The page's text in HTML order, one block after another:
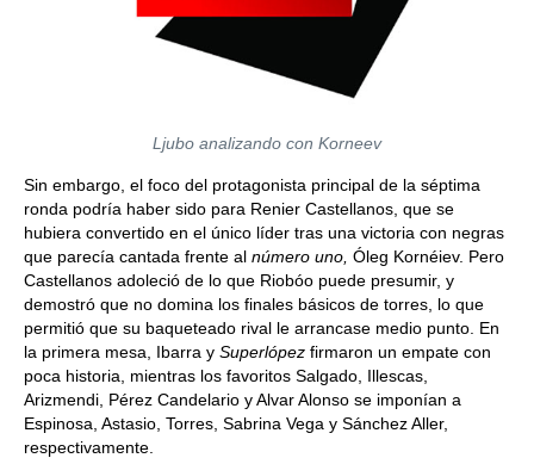
Ljubo analizando con Korneev
Sin embargo, el foco del protagonista principal de la séptima
ronda podría haber sido para Renier Castellanos, que se
hubiera convertido en el único líder tras una victoria con negras
que parecía cantada frente al número uno, Óleg Kornéiev. Pero
Castellanos adoleció de lo que Riobóo puede presumir, y
demostró que no domina los finales básicos de torres, lo que
permitió que su baqueteado rival le arrancase medio punto. En
la primera mesa, Ibarra y Superlópez firmaron un empate con
poca historia, mientras los favoritos Salgado, Illescas,
Arizmendi, Pérez Candelario y Alvar Alonso se imponían a
Espinosa, Astasio, Torres, Sabrina Vega y Sánchez Aller,
respectivamente.